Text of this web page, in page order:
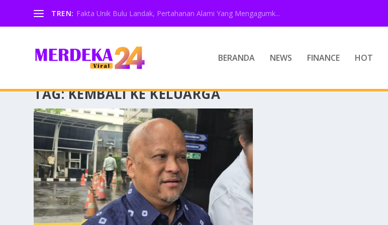
TREN: Fakta Unik Bulu Landak, Pertahanan Alami Yang Mengagumk...
BERANDA NEWS FINANCE HOT
TAG:KEMBALI KE KELUARGA